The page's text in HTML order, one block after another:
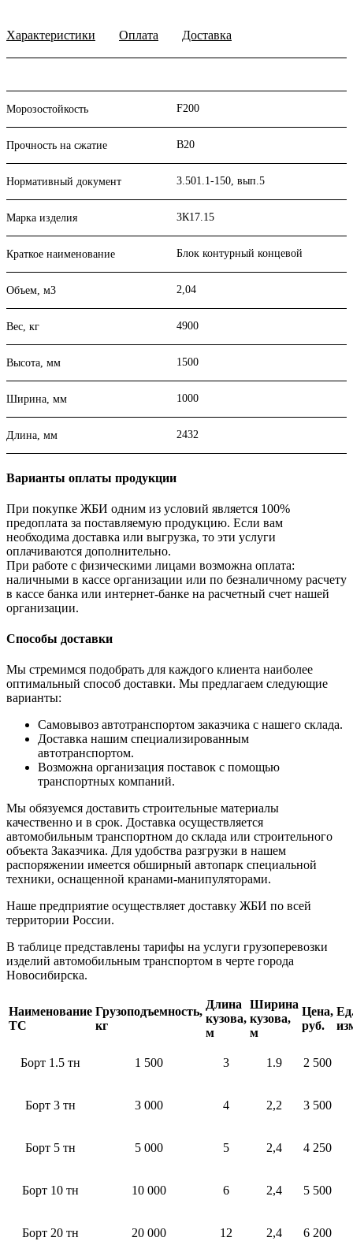
Характеристики Оплата Доставка
Морозостойкость F200
Прочность на сжатие B20
Нормативный документ 3.501.1-150, вып.5
Марка изделия 3К17.15
Краткое наименование Блок контурный концевой
Объем, м3 2,04
Вес, кг 4900
Высота, мм 1500
Ширина, мм 1000
Длина, мм 2432
Варианты оплаты продукции
При покупке ЖБИ одним из условий является 100%
предоплата за поставляемую продукцию. Если вам
необходима доставка или выгрузка, то эти услуги
оплачиваются дополнительно.
При работе с физическими лицами возможна оплата:
наличными в кассе организации или по безналичному расчету
в кассе банка или интернет-банке на расчетный счет нашей
организации.
Способы доставки
Мы стремимся подобрать для каждого клиента наиболее
оптимальный способ доставки. Мы предлагаем следующие
варианты:
Самовывоз автотранспортом заказчика с нашего склада.
Доставка нашим специализированным
автотранспортом.
Возможна организация поставок с помощью
транспортных компаний.
Мы обязуемся доставить строительные материалы
качественно и в срок. Доставка осуществляется
автомобильным транспортном до склада или строительного
объекта Заказчика. Для удобства разгрузки в нашем
распоряжении имеется обширный автопарк специальной
техники, оснащенной кранами-манипуляторами.
Наше предприятие осуществляет доставку ЖБИ по всей
территории России.
В таблице представлены тарифы на услуги грузоперевозки
изделий автомобильным транспортом в черте города
Новосибирска.
Наименование
ТС
Грузоподъемность,
кг
Длина
кузова,
м
Ширина
кузова,
м
Цена,
руб.
Борт 1.5 тн 1 500 3 1.9 2 500
Борт 3 тн 3 000 4 2,2 3 500
Борт 5 тн 5 000 5 2,4 4 250
Борт 10 тн 10 000 6 2,4 5 500
Борт 20 тн 20 000 12 2,4 6 200